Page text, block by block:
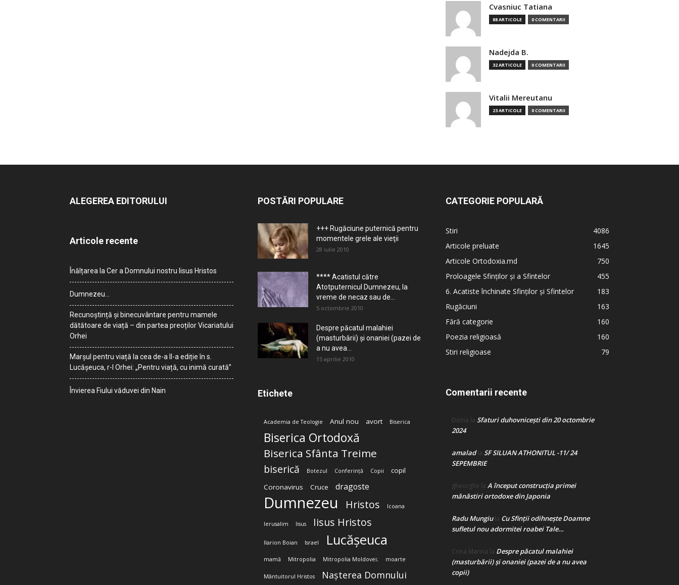
Cvasniuc Tatiana
88 ARTICOLE 0 COMENTARII
Nadejda B.
32 ARTICOLE 0 COMENTARII
Vitalii Mereutanu
23 ARTICOLE 0 COMENTARII
ALEGEREA EDITORULUI
Articole recente
Înălțarea la Cer a Domnului nostru Iisus Hristos
Dumnezeu…
Recunoștință și binecuvântare pentru mamele
dătătoare de viață – din partea preoților Vicariatului
Orhei
Marșul pentru viață la cea de-a II-a ediție în s.
Lucășeuca, r-l Orhei: „Pentru viață, cu inimă curată”
Învierea Fiului văduvei din Nain
POSTĂRI POPULARE
+++ Rugăciune puternică pentru
momentele grele ale vieţii
28 iulie 2010
**** Acatistul către
Atotputernicul Dumnezeu, la
vreme de necaz sau de...
5 octombrie 2010
Despre păcatul malahiei
(masturbării) şi onaniei (pazei de
a nu avea...
15 aprilie 2010
Etichete
Academia de Teologie Anul nou avort Biserica
Biserica Ortodoxă
Biserica Sfânta Treime
biserică Botezul Conferință Copii
copil
Coronavirus
Cruce dragoste
Dumnezeu Hristos Icoana
Ierusalim Iisus Iisus Hristos
Ilarion Boian Israel Lucășeuca
mamă Mitropolia Mitropolia Moldovei; moarte
Mântuitorul Hristos Nașterea Domnului
CATEGORIE POPULARĂ
Stiri
4086
Articole preluate
1645
Articole Ortodoxia.md
750
Proloagele Sfinților și a Sfintelor
455
6. Acatiste închinate Sfinților și Sfintelor
183
Rugăciuni
163
Fără categorie
160
Poezia religioasă
160
Stiri religioase
79
Comentarii recente
Doina la Sfaturi duhovnicești din 20 octombrie
2024
amaladla SF SILUAN ATHONITUL -11/ 24
SEPEMBRIE
gheorghe la A început construcţia primei
mănăstiri ortodoxe din Japonia
Radu Mungiula Cu Sfinții odihnește Doamne
sufletul nou adormitei roabei Tale…
Crina Marina la Despre păcatul malahiei
(masturbării) şi onaniei (pazei de a nu avea
copii)